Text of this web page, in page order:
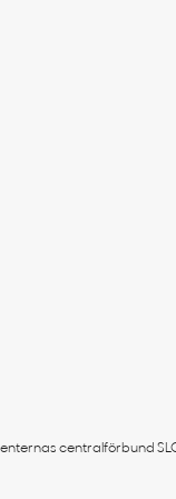
centralförbund